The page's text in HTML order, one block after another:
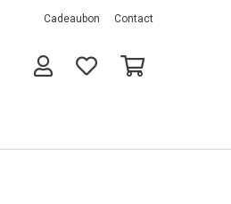
Cadeaubon Contact